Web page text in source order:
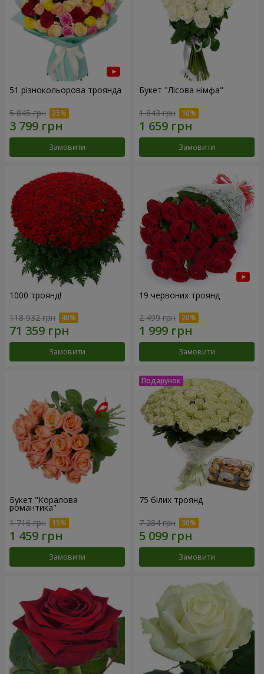
51 різнокольорова троянда
5 845 грн
Замовити
Букет "Лісова німфа"
1 843 грн
Замовити
1000 троянд!
118 932 грн
Замовити
19 червоних троянд
2 499 грн
Замовити
Букет "Коралова
романтика"
1 716 грн
Замовити
75 білих троянд
7 284 грн
Замовити